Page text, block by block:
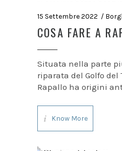
15 Settembre 2022
COSA FARE A
Situata nella parte
riparata del Golfo del
Rapallo ha origini
nome sembra
che significa “palude”.
le testimonianze del
Know More